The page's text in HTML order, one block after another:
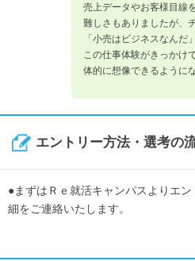
売上データやお客様目線
難しさもありましたが、
「小売はビジネスなんだ
この仕事体験がきっかけ
体的に想像できるように
エントリー方法・選考の
●まずはＲｅ就活キャンパスよりエ
細をご連絡いたします。